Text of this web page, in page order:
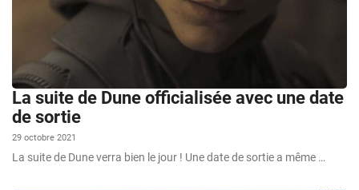
La suite de Dune officialisée avec une date
de sortie
29 octobre 2021
La suite de Dune verra bien le jour ! Une date de sortie a même …